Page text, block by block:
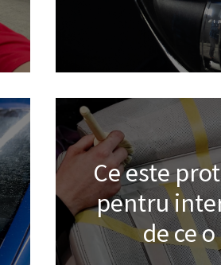
Ce este
pentru
de ce